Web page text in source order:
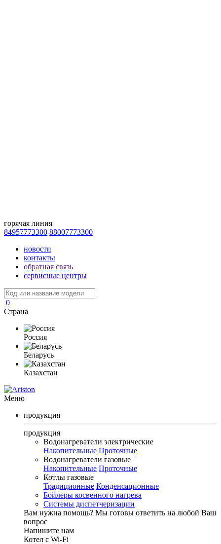
горячая линия
84957773300 88007773300
новости
контакты
обратная связь
сервисные центры
0
Страна
Россия
Беларусь
Казахстан
Меню
продукция
продукция
Водонагреватели электрические
Накопительные Проточные
Водонагреватели газовые
Накопительные Проточные
Котлы газовые
Традиционные Конденсационные
Бойлеры косвенного нагрева
Системы диспетчеризации
Вам нужна помощь? Мы готовы ответить на любой Ваш
вопрос
Напишите нам
Котел с Wi-Fi